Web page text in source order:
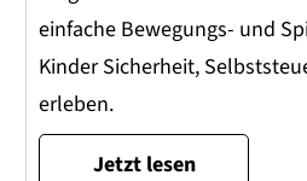
einfache Bewegungs- und
Kinder Sicherheit,
erleben.
Jetzt lesen